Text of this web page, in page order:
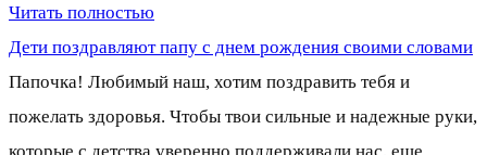
Читать полностью
Дети поздравляют папу с днем рождения своими словами
Папочка! Любимый наш, хотим поздравить тебя и
пожелать здоровья. Чтобы твои сильные и надежные руки,
которые с детства уверенно поддерживали нас, еще